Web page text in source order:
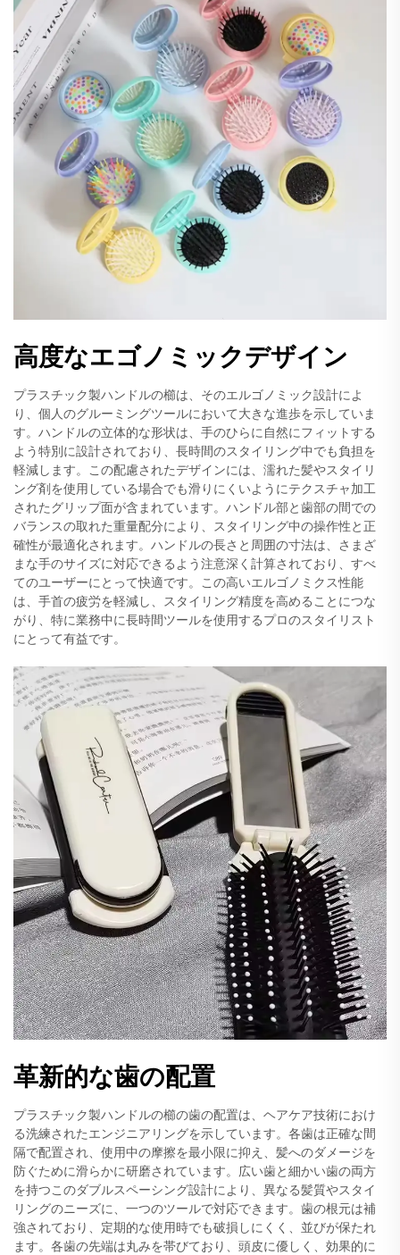
高度なエゴノミックデザイン
プラスチック製ハンドルの櫛は、そのエルゴノミック設計によ
り、個人のグルーミングツールにおいて大きな進歩を示していま
す。ハンドルの立体的な形状は、手のひらに自然にフィットする
よう特別に設計されており、長時間のスタイリング中でも負担を
軽減します。この配慮されたデザインには、濡れた髪やスタイリ
ング剤を使用している場合でも滑りにくいようにテクスチャ加工
されたグリップ面が含まれています。ハンドル部と歯部の間での
バランスの取れた重量配分により、スタイリング中の操作性と正
確性が最適化されます。ハンドルの長さと周囲の寸法は、さまざ
まな手のサイズに対応できるよう注意深く計算されており、すべ
てのユーザーにとって快適です。この高いエルゴノミクス性能
は、手首の疲労を軽減し、スタイリング精度を高めることにつな
がり、特に業務中に長時間ツールを使用するプロのスタイリスト
にとって有益です。
革新的な歯の配置
プラスチック製ハンドルの櫛の歯の配置は、ヘアケア技術におけ
る洗練されたエンジニアリングを示しています。各歯は正確な間
隔で配置され、使用中の摩擦を最小限に抑え、髪へのダメージを
防ぐために滑らかに研磨されています。広い歯と細かい歯の両方
を持つこのダブルスペーシング設計により、異なる髪質やスタイ
リングのニーズに、一つのツールで対応できます。歯の根元は補
強されており、定期的な使用時でも破損しにくく、並びが保たれ
ます。各歯の先端は丸みを帯びており、頭皮に優しく、効果的に